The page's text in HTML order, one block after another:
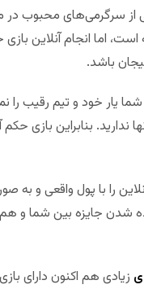
از سرگرمی‌های محبوب
اما انجام آنلاین
باشد.
یار خود و تیم رقیب را
ندارید. بنابراین بازی
را با پول واقعی و به
شدن جایزه بین شما و
زیادی هم اکنون دارای